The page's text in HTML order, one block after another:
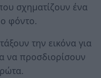
σχηματίζουν ένα
φόντο.
την εικόνα για
να προσδιορίσουν